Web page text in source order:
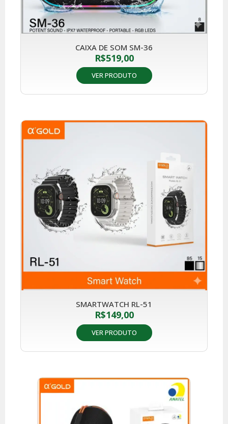
CAIXA DE SOM SM-36
R$519,00
VER PRODUTO
SMARTWATCH RL-51
R$149,00
VER PRODUTO